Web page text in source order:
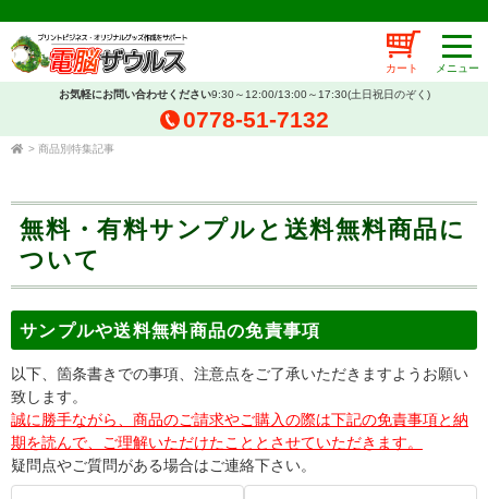
カート
お気軽にお問い合わせください9:30～12:00/13:00～17:30(土日祝日のぞく)
0778-51-7132
> 商品別特集記事
無料・有料サンプルと送料無料商品に
ついて
サンプルや送料無料商品の免責事項
以下、箇条書きでの事項、注意点をご了承いただきますようお願い
致します。
誠に勝手ながら、商品のご請求やご購入の際は下記の免責事項と納
期を読んで、ご理解いただけたこととさせていただきます。
疑問点やご質問がある場合はご連絡下さい。